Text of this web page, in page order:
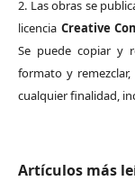
2. Las obras se
licencia Creative
Se puede copiar y
formato y
cualquier finalidad,
Artículos más